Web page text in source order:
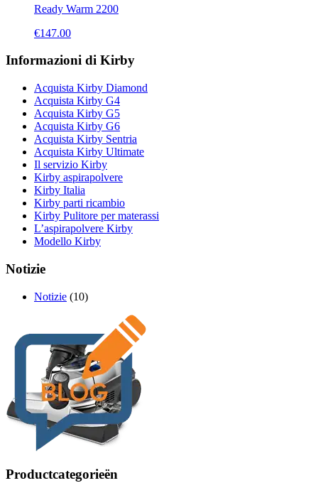
Ready Warm 2200
€147.00
Informazioni di Kirby
Acquista Kirby Diamond
Acquista Kirby G4
Acquista Kirby G5
Acquista Kirby G6
Acquista Kirby Sentria
Acquista Kirby Ultimate
Il servizio Kirby
Kirby aspirapolvere
Kirby Italia
Kirby parti ricambio
Kirby Pulitore per materassi
L’aspirapolvere Kirby
Modello Kirby
Notizie
Notizie (10)
Productcategorieën